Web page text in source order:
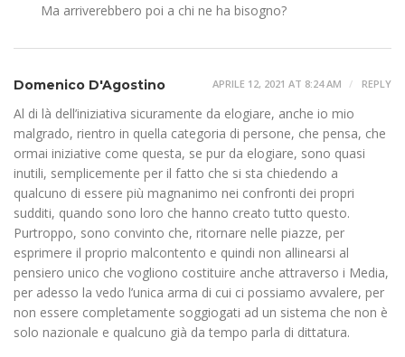
Ma arriverebbero poi a chi ne ha bisogno?
Domenico D'Agostino APRILE 12, 2021 AT 8:24 AM REPLY
Al di là dell’iniziativa sicuramente da elogiare, anche io mio
malgrado, rientro in quella categoria di persone, che pensa, che
ormai iniziative come questa, se pur da elogiare, sono quasi
inutili, semplicemente per il fatto che si sta chiedendo a
qualcuno di essere più magnanimo nei confronti dei propri
sudditi, quando sono loro che hanno creato tutto questo.
Purtroppo, sono convinto che, ritornare nelle piazze, per
esprimere il proprio malcontento e quindi non allinearsi al
pensiero unico che vogliono costituire anche attraverso i Media,
per adesso la vedo l’unica arma di cui ci possiamo avvalere, per
non essere completamente soggiogati ad un sistema che non è
solo nazionale e qualcuno già da tempo parla di dittatura.